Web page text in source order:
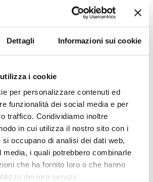
Dettagli Informazioni sui cookie
i cookie
per personalizzare contenuti ed
funzionalità dei social media e per
traffico. Condividiamo inoltre
in cui utilizza il nostro sito con i
occupano di analisi dei dati web,
media, i quali potrebbero combinarle
che ha fornito loro o che hanno
dei loro servizi.
Lucca. Chiesa di San
Lucca. Chiesa
Chiesa di San Benedetto in Gottella,